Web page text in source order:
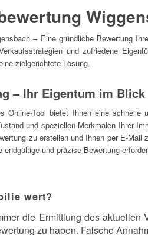
– Eine gründliche Bewertung
und zufriedene
zielgerichtete Lösung.
– Ihr Eigentum im Blick
Online-Tool bietet Ihnen eine
und speziellen Merkmalen Ihrer
zu erstellen und Ihnen per E-
und präzise Bewertung
wert?
die Ermittlung des
zu haben. Falsche